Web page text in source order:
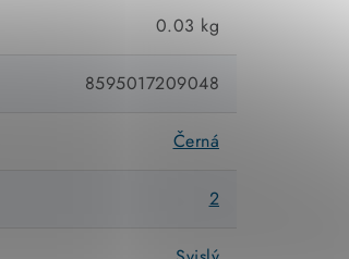
0.03 kg
8595017209048
Černá
2